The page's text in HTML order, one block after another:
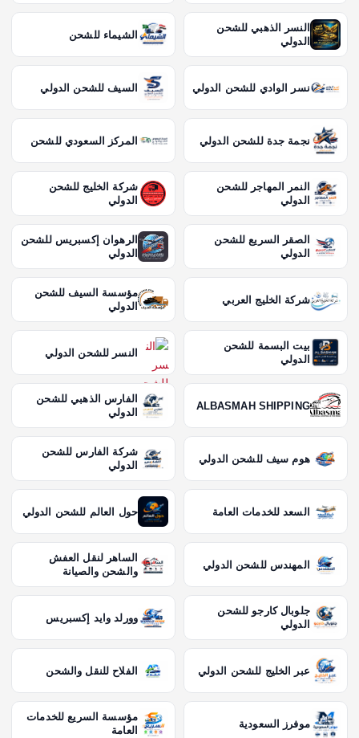
النسر الذهبي للشحن
الدولي
الشيماء للشحن
نسر الوادي للشحن الدولي السيف للشحن الدولي
نجمة جدة للشحن الدولي المركز السعودي للشحن
النمر المهاجر للشحن
الدولي
شركة الخليج للشحن
الدولي
الصقر السريع للشحن
الدولي
الرهوان إكسبريس للشحن
الدولي
شركة الخليج العربي
مؤسسة السيف للشحن
الدولي
بيت البسمة للشحن
الدولي
النسر للشحن الدولي
ALBASMAH SHIPPING
الفارس الذهبي للشحن
الدولي
هوم سيف للشحن الدولي
شركة الفارس للشحن
الدولي
السعد للخدمات العامة حول العالم للشحن الدولي
المهندس للشحن الدولي
الساهر لنقل العفش
والشحن والصيانة
جلوبال كارجو للشحن
الدولي
وورلد وايد إكسبريس
عبر الخليج للشحن الدولي الفلاح للنقل والشحن
موفرز السعودية
مؤسسة السريع للخدمات
العامة